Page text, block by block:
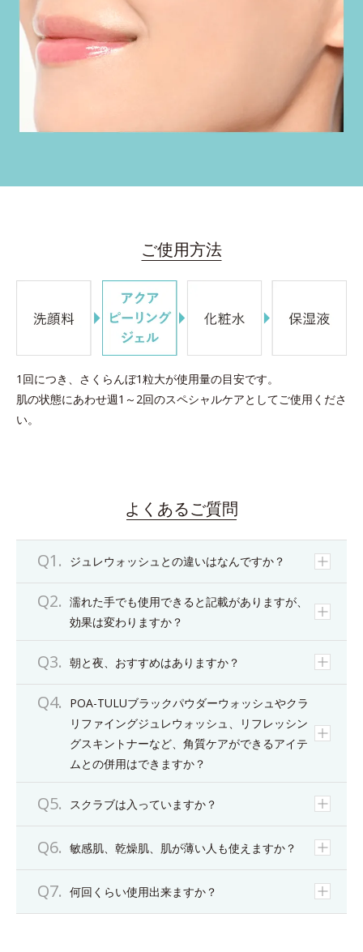
ご使用方法
1回につき、さくらんぼ1粒大が使用量の目安です。
肌の状態にあわせ週1～2回のスペシャルケアとしてご使用くださ
い。
よくあるご質問
ジュレウォッシュとの違いはなんですか？
濡れた手でも使用できると記載がありますが、
効果は変わりますか？
朝と夜、おすすめはありますか？
POA-TULUブラックパウダーウォッシュやクラ
リファイングジュレウォッシュ、リフレッシン
グスキントナーなど、角質ケアができるアイテ
ムとの併用はできますか？
スクラブは入っていますか？
敏感肌、乾燥肌、肌が薄い人も使えますか？
何回くらい使用出来ますか？